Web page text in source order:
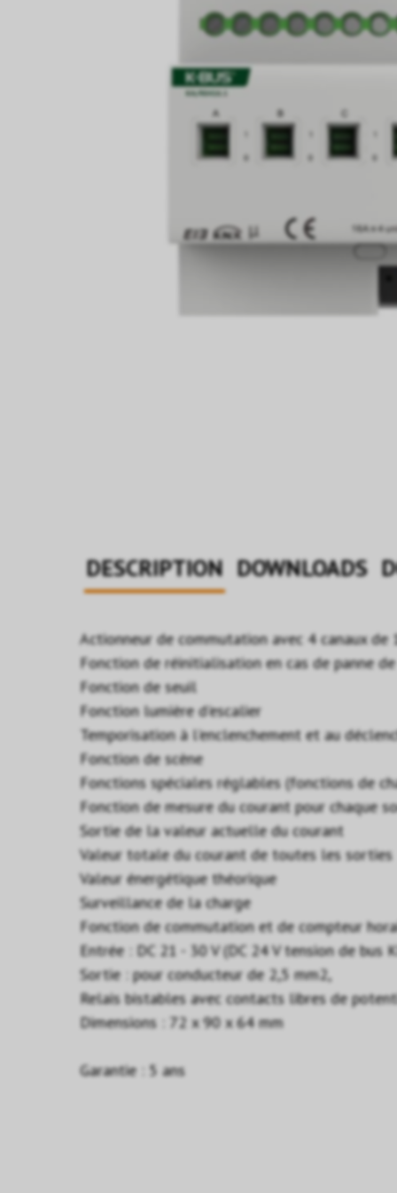
DESCRIPTION DOWNLOADS
Actionneur de commutation avec 4 canaux de
Fonction de réinitialisation en cas de panne
Fonction de seuil
Fonction lumière d'escalier
Temporisation à l'enclenchement et au
Fonction de scène
Fonctions spéciales réglables (fonctions de
Fonction de mesure du courant pour chaque
Sortie de la valeur actuelle du courant
Valeur totale du courant de toutes les sorties
Valeur énergétique théorique
Surveillance de la charge
Fonction de commutation et de compteur
Entrée : DC 21 - 30 V (DC 24 V tension de bus
Sortie : pour conducteur de 2,5 mm2,
Relais bistables avec contacts libres de
Dimensions : 72 x 90 x 64 mm
Garantie : 5 ans